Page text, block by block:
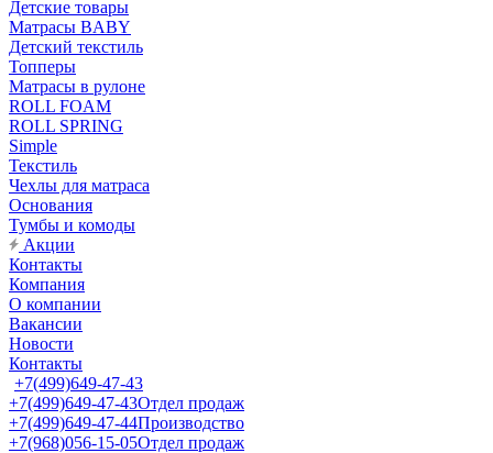
Детские товары
Матрасы BABY
Детский текстиль
Топперы
Матрасы в рулоне
ROLL FOAM
ROLL SPRING
Simple
Текстиль
Чехлы для матраса
Основания
Тумбы и комоды
Акции
Контакты
Компания
О компании
Вакансии
Новости
Контакты
+7(499)649-47-43
+7(499)649-47-43Отдел продаж
+7(499)649-47-44Производство
+7(968)056-15-05Отдел продаж